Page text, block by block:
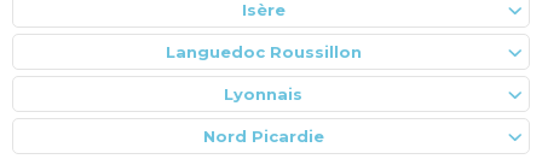
Isère
Languedoc Roussillon
Lyonnais
Nord Picardie